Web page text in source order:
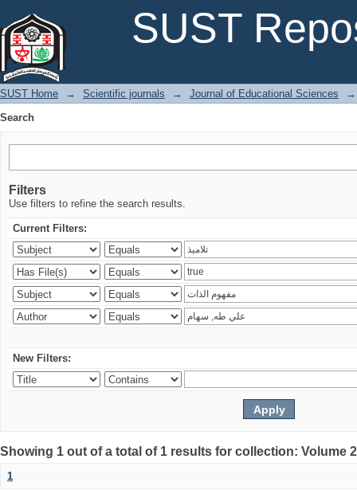
SUST
SUST Home → Scientific journals → Journal of Educational Sciences
→
Search
Filters
Use filters to refine the search results.
Current Filters:
New Filters:
Showing 1 out of a total of 1 results for collection: Volume
1